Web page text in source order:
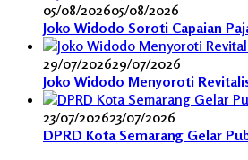
05/08/202605/08/2026
Joko Widodo Soroti Capaian
29/07/202629/07/2026
Joko Widodo Menyoroti
23/07/202623/07/2026
DPRD Kota Semarang Gelar